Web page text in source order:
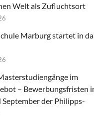
Welt als Zufluchtsort
Marburg startet in
im
– Bewerbungsfristen
September der Philipps-